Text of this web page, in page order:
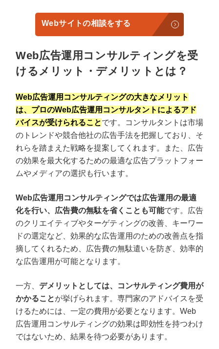
Webサイトの相談をする
Web広告運用コンサルティングを受
けるメリット・デメリットとは？
Web広告運用コンサルティングの大きなメリット
は、プロのWeb広告運用コンサルタントによるアド
バイスが受けられることです。コンサルタントは市場
のトレンドや競合他社の広告手法を把握しており、そ
れらを踏まえた戦略を提案してくれます。また、広告
の効果を最大化するための最適な広告プラットフォー
ムやメディアの選択も行います。
Web広告運用コンサルティングでは広告運用の最適
化を行い、広告費の無駄を省くことも可能です。広告
のクリエイティブやターゲティングの改善、キーワー
ドの選定など、効果的な広告運用のための改善点を指
摘してくれるため、広告費の無駄遣いを防ぎ、効率的
な広告運用が可能となります。
一方、 デメリットとしては、コンサルティング費用が
かかることが挙げられます。専門家のアドバイスを受
けるためには、一定の費用が必要となります。Web
広告運用コンサルティングの効果は即効性を持つわけ
ではないため、結果を待つ必要があります。